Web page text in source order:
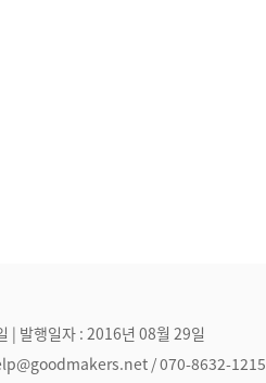
| 발행일자 : 2016년 08월 29일
/ 070-8632-1215